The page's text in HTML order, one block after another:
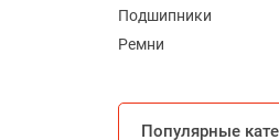
Подшипники
Ремни
Популярные